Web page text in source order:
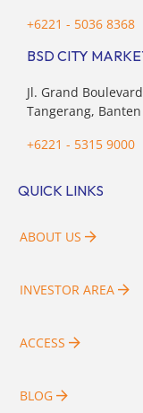
+6221 - 5036 8368
BSD CITY
Jl. Grand
Tangerang,
+6221 - 5315 9000
QUICK LINKS
ABOUT US
INVESTOR AREA
ACCESS
BLOG